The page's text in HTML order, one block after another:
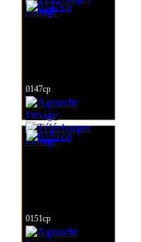
0147cp
0151cp